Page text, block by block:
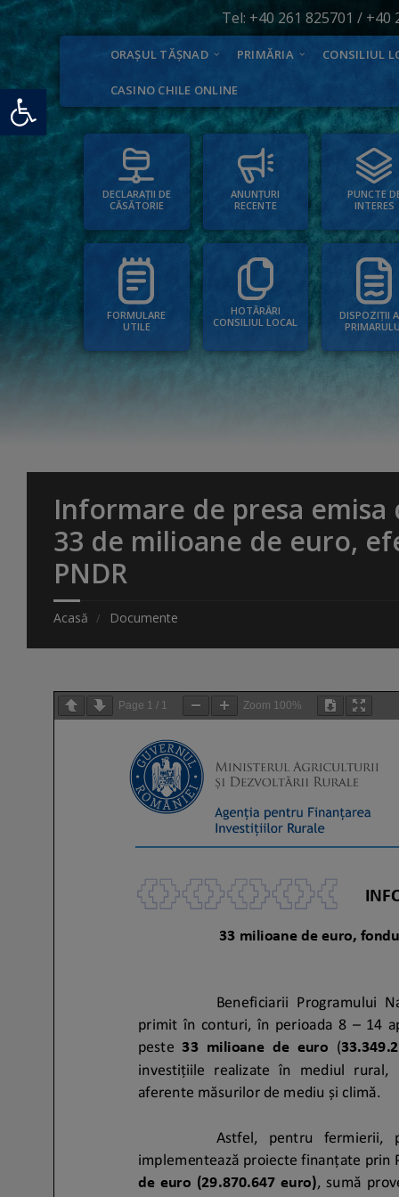
Deschide bara de unelte
Tel: +40 261 825701 / +40
ORAȘUL TĂȘNAD PRIMĂRIA CONSILIUL
CASINO CHILE ONLINE
DECLARAȚII DE
CĂSĂTORIE
ANUNȚURI
RECENTE
PUNCTE
INTERES
FORMULARE
UTILE
HOTĂRÂRI
CONSILIUL LOCAL
DISPOZIȚII
Informare de presa
33 de milioane de euro,
PNDR
Acasă Documente
Page 1 / 1 Zoom 100%